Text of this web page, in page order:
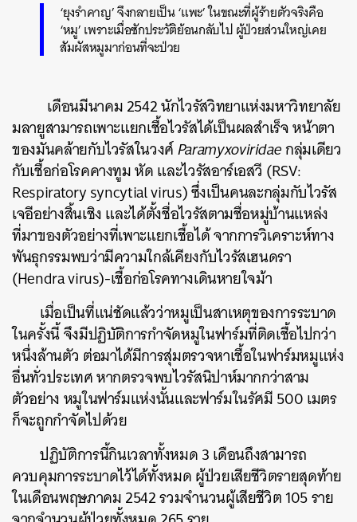
‘ยุงรำคาญ’ จึงกลายเป็น ‘แพะ’ ในขณะที่ผู้ร้ายตัวจริงคือ
‘หมู’ เพราะเมื่อซักประวัติย้อนกลับไป ผู้ป่วยส่วนใหญ่เคย
สัมผัสหมูมาก่อนที่จะป่วย
เดือนมีนาคม 2542 นักไวรัสวิทยาแห่งมหาวิทยาลัย
มลายูสามารถเพาะแยกเชื้อไวรัสได้เป็นผลสำเร็จ หน้าตา
ของมันคล้ายกับไวรัสในวงศ์Paramyxoviridaeกลุ่มเดียว
กับเชื้อก่อโรคคางทูม หัด และไวรัสอาร์เอสวี (RSV:
Respiratory syncytial virus) ซึ่งเป็นคนละกลุ่มกับไวรัส
เจอีอย่างสิ้นเชิง และได้ตั้งชื่อไวรัสตามชื่อหมู่บ้านแหล่ง
ที่มาของตัวอย่างที่เพาะแยกเชื้อได้ จากการวิเคราะห์ทาง
พันธุกรรมพบว่ามีความใกล้เคียงกับไวรัสเฮนดรา
(Hendra virus)-เชื้อก่อโรคทางเดินหายใจม้า
เมื่อเป็นที่แน่ชัดแล้วว่าหมูเป็นสาเหตุของการระบาด
ในครั้งนี้ จึงมีปฏิบัติการกำจัดหมูในฟาร์มที่ติดเชื้อไปกว่า
หนึ่งล้านตัว ต่อมาได้มีการสุ่มตรวจหาเชื้อในฟาร์มหมูแห่ง
อื่นทั่วประเทศ หากตรวจพบไวรัสนิปาห์มากกว่าสาม
ตัวอย่าง หมูในฟาร์มแห่งนั้นและฟาร์มในรัศมี 500 เมตร
ก็จะถูกกำจัดไปด้วย
ปฏิบัติการนี้กินเวลาทั้งหมด 3 เดือนถึงสามารถ
ควบคุมการระบาดไว้ได้ทั้งหมด ผู้ป่วยเสียชีวิตรายสุดท้าย
ในเดือนพฤษภาคม 2542 รวมจำนวนผู้เสียชีวิต 105 ราย